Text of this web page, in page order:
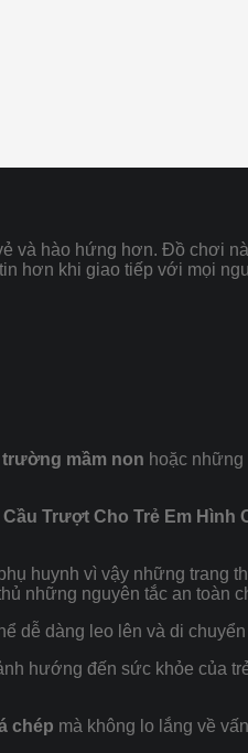
và hào hứng hơn. Đồ chơi
hơn khi giao tiếp với mọi
mầm non hoặc
Cầu Trượt Cho Trẻ Em Hình
huynh vì vậy những trang
những nguyên tắc an toàn
dễ dàng leo lên và di
hướng đến sức khỏe của
chép mà không lo lắng về